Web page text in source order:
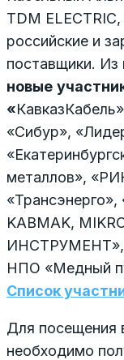
TDM
российские и
поставщики. Из
новые
«
«Сибур»,
металлов»,
KABMAK,
НПО «Медный
Список
Для посещения
необходимо